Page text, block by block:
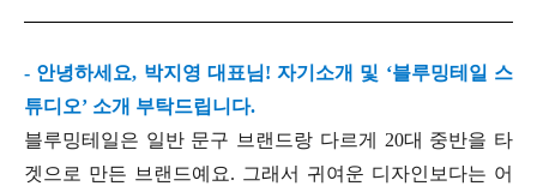
- 안녕하세요, 박지영 대표님! 자기소개 및 ‘블루밍테일 스
튜디오’ 소개 부탁드립니다.
블루밍테일은 일반 문구 브랜드랑 다르게 20대 중반을 타
겟으로 만든 브랜드예요. 그래서 귀여운 디자인보다는 어